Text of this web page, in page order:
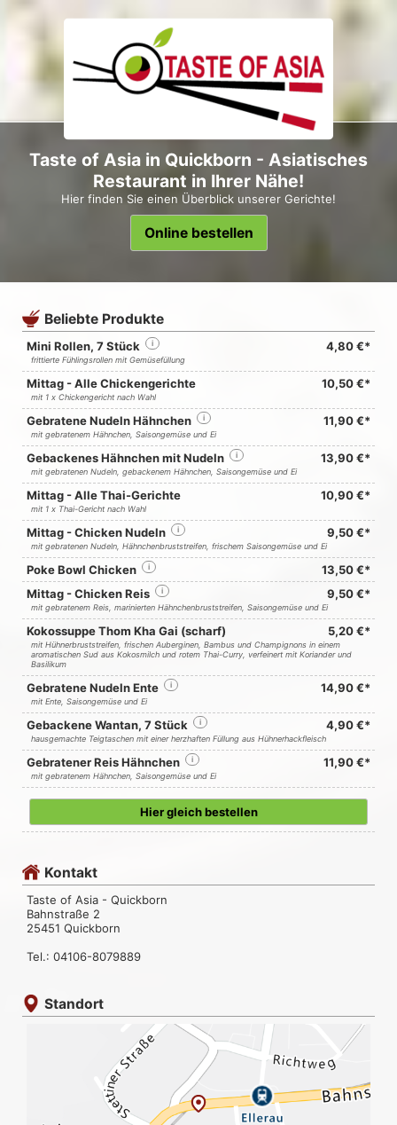
Taste of Asia in Quickborn - Asiatisches
Restaurant in Ihrer Nähe!
Hier finden Sie einen Überblick unserer Gerichte!
Online bestellen
Beliebte Produkte
Mini Rollen, 7 Stück i 4,80 €*
frittierte Fühlingsrollen mit Gemüsefüllung
Mittag - Alle Chickengerichte 10,50 €*
mit 1 x Chickengericht nach Wahl
Gebratene Nudeln Hähnchen i 11,90 €*
mit gebratenem Hähnchen, Saisongemüse und Ei
Gebackenes Hähnchen mit Nudeln i 13,90 €*
mit gebratenen Nudeln, gebackenem Hähnchen, Saisongemüse und Ei
Mittag - Alle Thai-Gerichte 10,90 €*
mit 1 x Thai-Gericht nach Wahl
Mittag - Chicken Nudeln i 9,50 €*
mit gebratenen Nudeln, Hähnchenbruststreifen, frischem Saisongemüse und Ei
Poke Bowl Chicken i
13,50 €*
Mittag - Chicken Reis
i 9,50 €*
mit gebratenem Reis, marinierten Hähnchenbruststreifen, Saisongemüse und Ei
Kokossuppe Thom Kha Gai (scharf) 5,20 €*
mit Hühnerbruststreifen, frischen Auberginen, Bambus und Champignons in einem
aromatischen Sud aus Kokosmilch und rotem Thai-Curry, verfeinert mit Koriander und
Basilikum
Gebratene Nudeln Ente i 14,90 €*
mit Ente, Saisongemüse und Ei
Gebackene Wantan, 7 Stück i 4,90 €*
hausgemachte Teigtaschen mit einer herzhaften Füllung aus Hühnerhackfleisch
Gebratener Reis Hähnchen i 11,90 €*
mit gebratenem Hähnchen, Saisongemüse und Ei
Hier gleich bestellen
Kontakt
Taste of Asia - Quickborn
Bahnstraße 2
25451 Quickborn
Tel.: 04106-8079889
Standort